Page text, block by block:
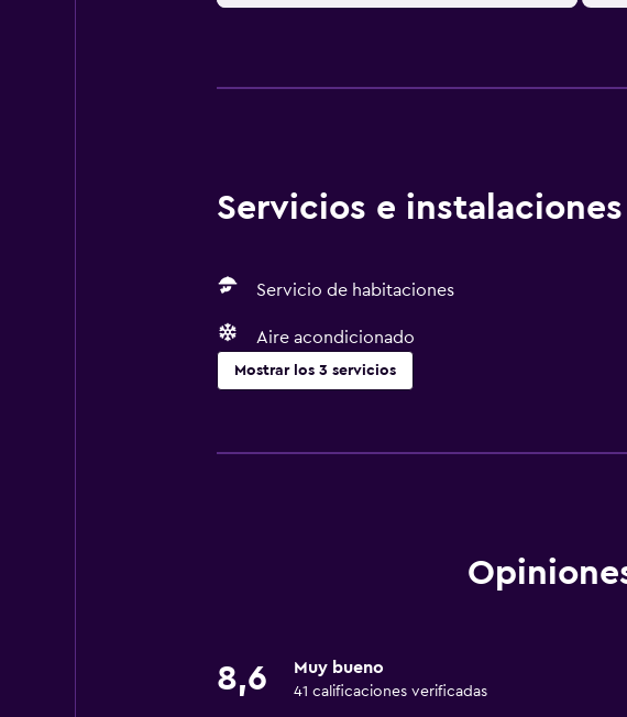
Servicios e instalaciones
Servicio de habitaciones
Aire acondicionado
Mostrar los 3 servicios
Wifi gratis
8,6 Muy bueno
41 calificaciones verificadas